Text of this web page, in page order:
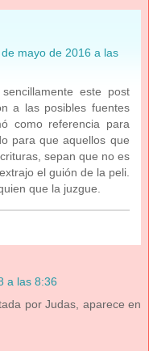
de mayo de 2016 a las
este post
a las posibles fuentes
como referencia para
para que aquellos que
sepan que no es
el guión de la peli.
que la juzgue.
a las 8:36
por Judas, aparece en